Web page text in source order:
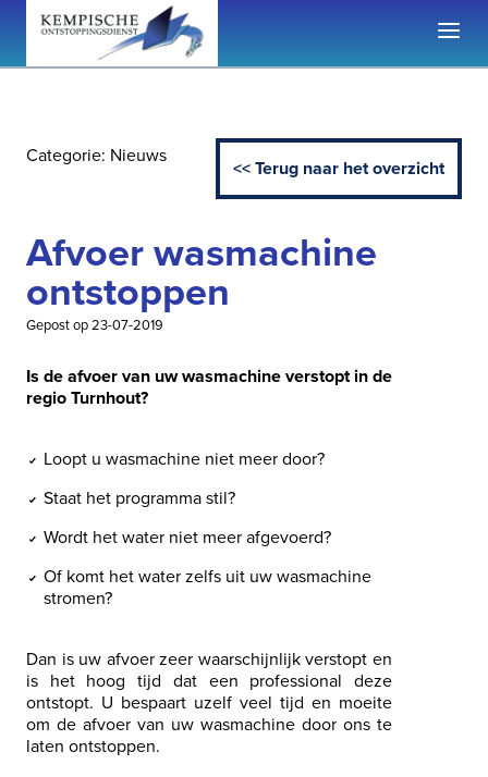
Categorie: Nieuws
<< Terug naar het overzicht
Afvoer wasmachine
ontstoppen
Gepost op 23-07-2019
Is de afvoer van uw wasmachine verstopt in de
regio Turnhout?
Loopt u wasmachine niet meer door?
Staat het programma stil?
Wordt het water niet meer afgevoerd?
Of komt het water zelfs uit uw wasmachine
stromen?
Dan is uw afvoer zeer waarschijnlijk verstopt en
is het hoog tijd dat een professional deze
ontstopt. U bespaart uzelf veel tijd en moeite
om de afvoer van uw wasmachine door ons te
laten ontstoppen.